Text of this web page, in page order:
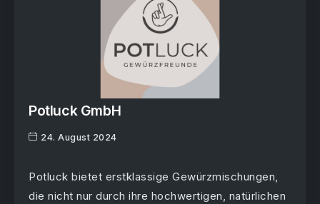
Potluck GmbH
24. August 2024
Potluck bietet erstklassige Gewürzmischungen,
die nicht nur durch ihre hochwertigen, natürlichen